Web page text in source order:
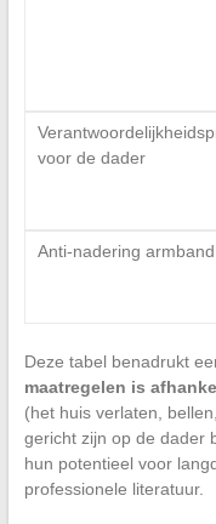
voor de dader
Anti-nadering
Deze tabel benadrukt
maatregelen is
(het huis verlaten,
gericht zijn op de dader
hun potentieel voor
professionele literatuur.